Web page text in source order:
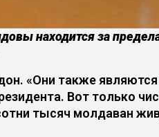
находится за
«Они также
Вот только
тысяч молдаван